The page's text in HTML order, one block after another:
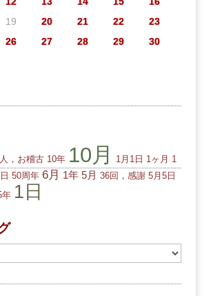
19 20 21 22
23
26 27 28 29 30
，お稽古 10年 10月 1月1日 1ヶ月 1
50周年 6月 1年 5月 36回，感謝 5月5日
年 1日